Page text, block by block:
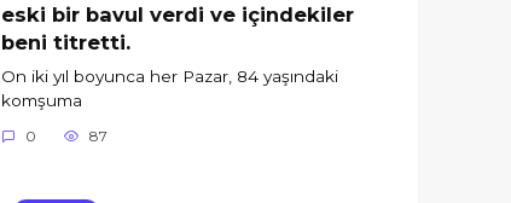
eski bir bavul verdi ve içindekiler
beni titretti.
On iki yıl boyunca her Pazar, 84 yaşındaki
komşuma
0 87